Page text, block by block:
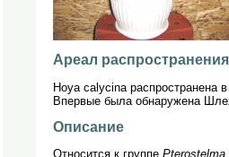
Ареал распространения
Hoya calycina распространена
Впервые была обнаружена
Описание
Относится к группе Pterostelma.